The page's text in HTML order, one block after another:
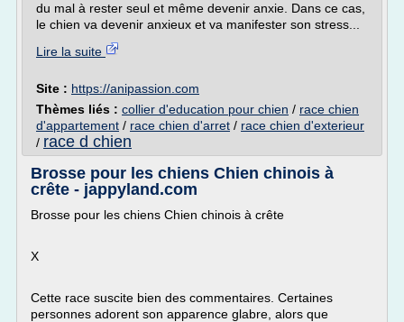
du mal à rester seul et même devenir anxie. Dans ce cas,
le chien va devenir anxieux et va manifester son stress...
Lire la suite
Site : https://anipassion.com
Thèmes liés : collier d'education pour chien / race chien
d'appartement / race chien d'arret / race chien d'exterieur
/ race d chien
Brosse pour les chiens Chien chinois à
crête - jappyland.com
Brosse pour les chiens Chien chinois à crête
X
Cette race suscite bien des commentaires. Certaines
personnes adorent son apparence glabre, alors que